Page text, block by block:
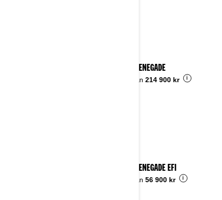
2025 RENEGADE
Pris från 214 900 kr i
2025 RENEGADE EFI
Pris från 56 900 kr i